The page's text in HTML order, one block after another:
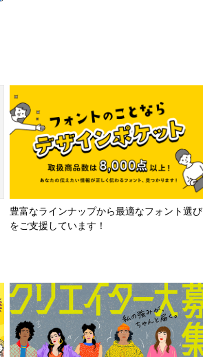
豊富なラインナップから最適なフォント選び
をご支援しています！